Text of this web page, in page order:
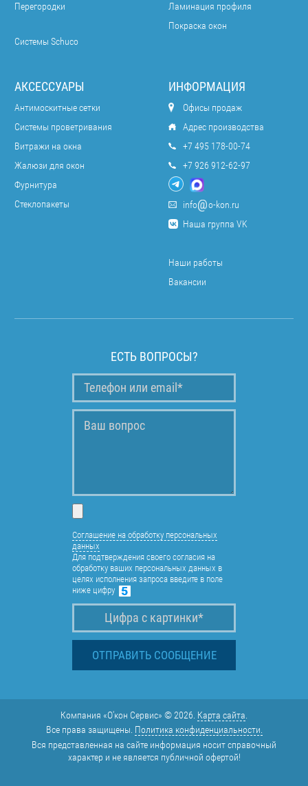
Перегородки
Системы Schuco
Ламинация профиля
Покраска окон
АКСЕССУАРЫ
Антимоскитные сетки
Системы проветривания
Витражи на окна
Жалюзи для окон
Фурнитура
Стеклопакеты
ИНФОРМАЦИЯ
Офисы продаж
Адрес производства
+7 495 178-00-74
+7 926 912-62-97
info
o-kon.ru
Наша группа VK
Наши работы
Вакансии
ЕСТЬ ВОПРОСЫ?
Соглашение на обработку персональных
данных
Для подтверждения своего согласия на
обработку ваших персональных данных в
целях исполнения запроса введите в поле
ниже цифру
Компания «О'кон Сервис» © 2026. Карта сайта
Все права защищены. Политика конфиденциальности.
Вся представленная на сайте информация носит справочный
характер и не является публичной офертой!